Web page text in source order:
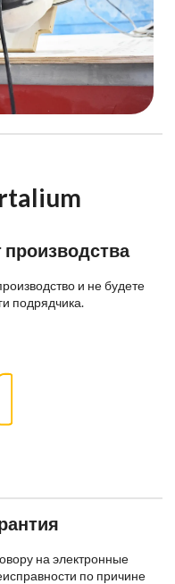
и не будете
подрядчика.
на электронные
по причине